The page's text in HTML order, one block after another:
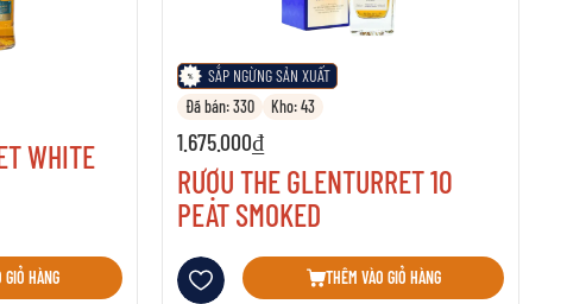
WHITE
HÀNG
SẮP NGỪNG SẢN XUẤT
Đã bán: 330
Kho: 43
1.675.000₫
RƯỢU THE GLENTURRET 10
PEAT SMOKED
Thêm vào danh sách yêu thích
THÊM VÀO GIỎ HÀNG